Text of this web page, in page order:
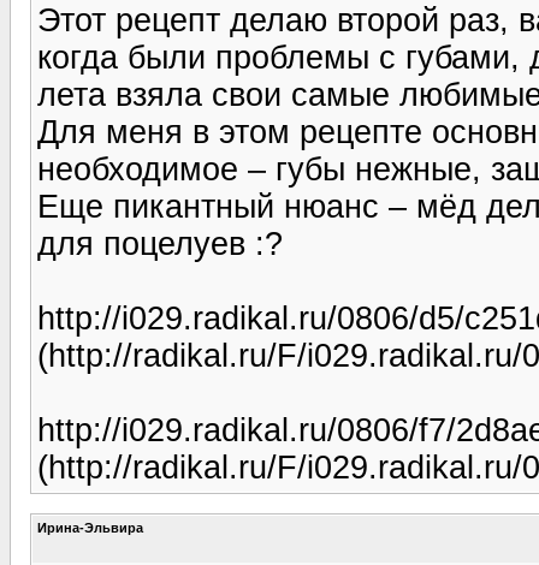
Этот рецепт делаю второй раз,
когда были проблемы с
лета взяла свои самые
Для меня в этом рецепте
необходимое – губы нежные,
Еще пикантный нюанс – мёд
для поцелуев :?
http://i029.radikal.ru/0806/d5/
(http://radikal.ru/F/i029.radikal.ru/
http://i029.radikal.ru/0806/f7/
(http://radikal.ru/F/i029.radikal.ru/
Ирина-Эльвира